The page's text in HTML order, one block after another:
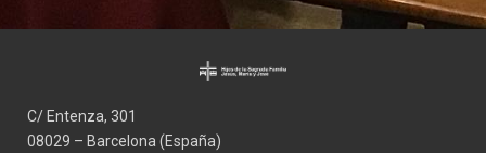
C/ Entenza, 301
08029 – Barcelona (España)